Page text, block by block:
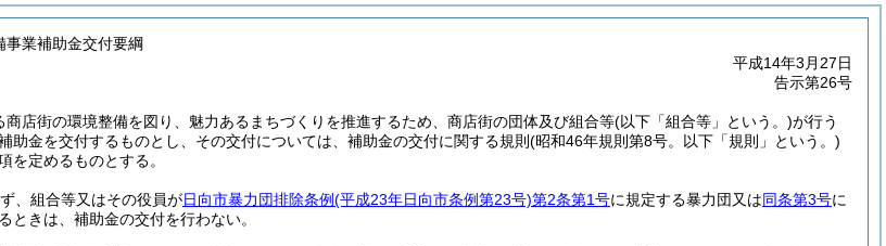
業補助金交付要綱
平成14年3月27日
告示第26号
商店街の環境整備を図り、魅力あるまちづくりを推進するため、商店街の団体及び組合等(以下「組合等」という。)が行う
助金を交付するものとし、その交付については、補助金の交付に関する規則 (昭和46年規則第8号。以下「規則」という。)
を定めるものとする。
、組合等又はその役員が日向市暴力団排除条例(平成23年日向市条例第23号)第2条第1号に規定する暴力団又は同条第3号に
ときは、補助金の交付を行わない。